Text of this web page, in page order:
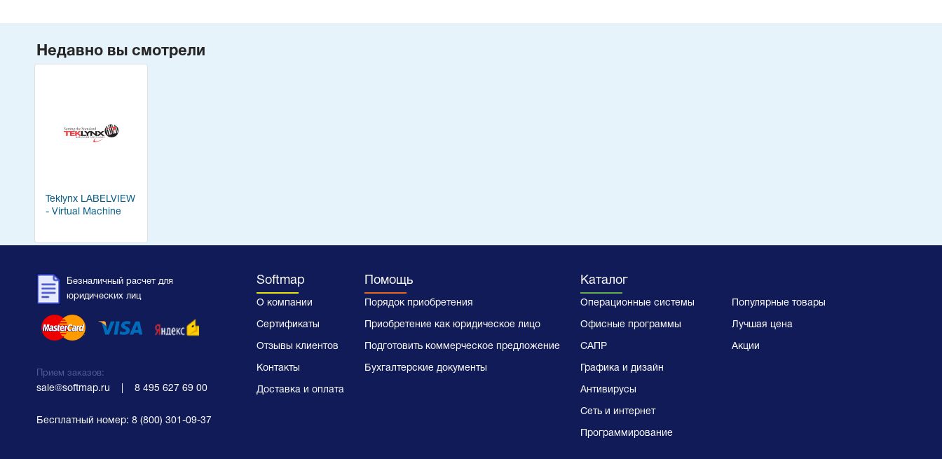
Недавно вы смотрели
Teklynx LABELVIEW
- Virtual Machine
Безналичный расчет для
юридических лиц
Прием заказов:
sale@softmap.ru 8 495 627 69 00
Бесплатный номер: 8 (800) 301-09-37
Softmap
О компании
Сертификаты
Отзывы клиентов
Контакты
Доставка и оплата
Помощь
Порядок приобретения
Приобретение как юридическое лицо
Подготовить коммерческое предложение
Бухгалтерские документы
Каталог
Операционные системы
Офисные программы
САПР
Графика и дизайн
Антивирусы
Сеть и интернет
Программирование
Популярные товары
Лучшая цена
Акции